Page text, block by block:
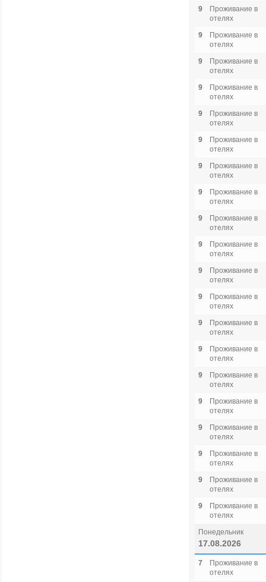
9
Проживание в
отелях
9
Проживание в
отелях
9
Проживание в
отелях
9
Проживание в
отелях
9
Проживание в
отелях
9
Проживание в
отелях
9
Проживание в
отелях
9
Проживание в
отелях
9
Проживание в
отелях
9
Проживание в
отелях
9
Проживание в
отелях
9
Проживание в
отелях
9
Проживание в
отелях
9
Проживание в
отелях
9
Проживание в
отелях
9
Проживание в
отелях
9
Проживание в
отелях
9
Проживание в
отелях
9
Проживание в
отелях
9
Проживание в
отелях
Понедельник
17.08.2026
7
Проживание в
отелях